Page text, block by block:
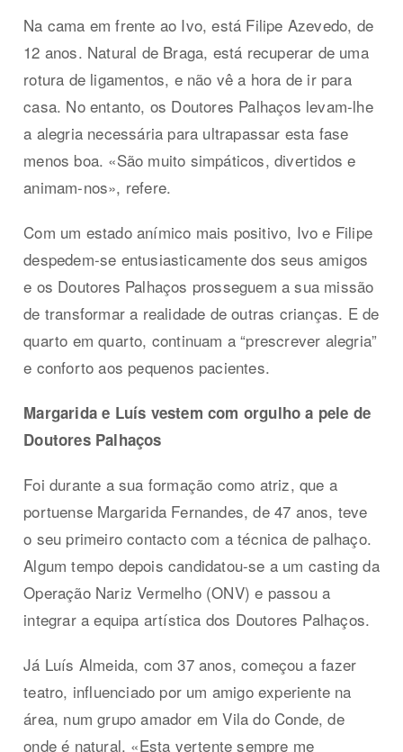
Na cama em frente ao Ivo, está Filipe Azevedo, de
12 anos. Natural de Braga, está recuperar de uma
rotura de ligamentos, e não vê a hora de ir para
casa. No entanto, os Doutores Palhaços levam-lhe
a alegria necessária para ultrapassar esta fase
menos boa. «São muito simpáticos, divertidos e
animam-nos», refere.
Com um estado anímico mais positivo, Ivo e Filipe
despedem-se entusiasticamente dos seus amigos
e os Doutores Palhaços prosseguem a sua missão
de transformar a realidade de outras crianças. E de
quarto em quarto, continuam a “prescrever alegria”
e conforto aos pequenos pacientes.
Margarida e Luís vestem com orgulho a pele de
Doutores Palhaços
Foi durante a sua formação como atriz, que a
portuense Margarida Fernandes, de 47 anos, teve
o seu primeiro contacto com a técnica de palhaço.
Algum tempo depois candidatou-se a um casting da
Operação Nariz Vermelho (ONV) e passou a
integrar a equipa artística dos Doutores Palhaços.
Já Luís Almeida, com 37 anos, começou a fazer
teatro, influenciado por um amigo experiente na
área, num grupo amador em Vila do Conde, de
onde é natural. «Esta vertente sempre me